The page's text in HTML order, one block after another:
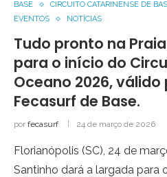
BASE CIRCUITO CATARINENSE DE
EVENTOS
NOTÍCIAS
Tudo pronto na
para o início do
Oceano 2026,
Fecasurf de Base.
por fecasurf 24 de março de 2026
Florianópolis (SC), 24 de
Santinho dará a largada para